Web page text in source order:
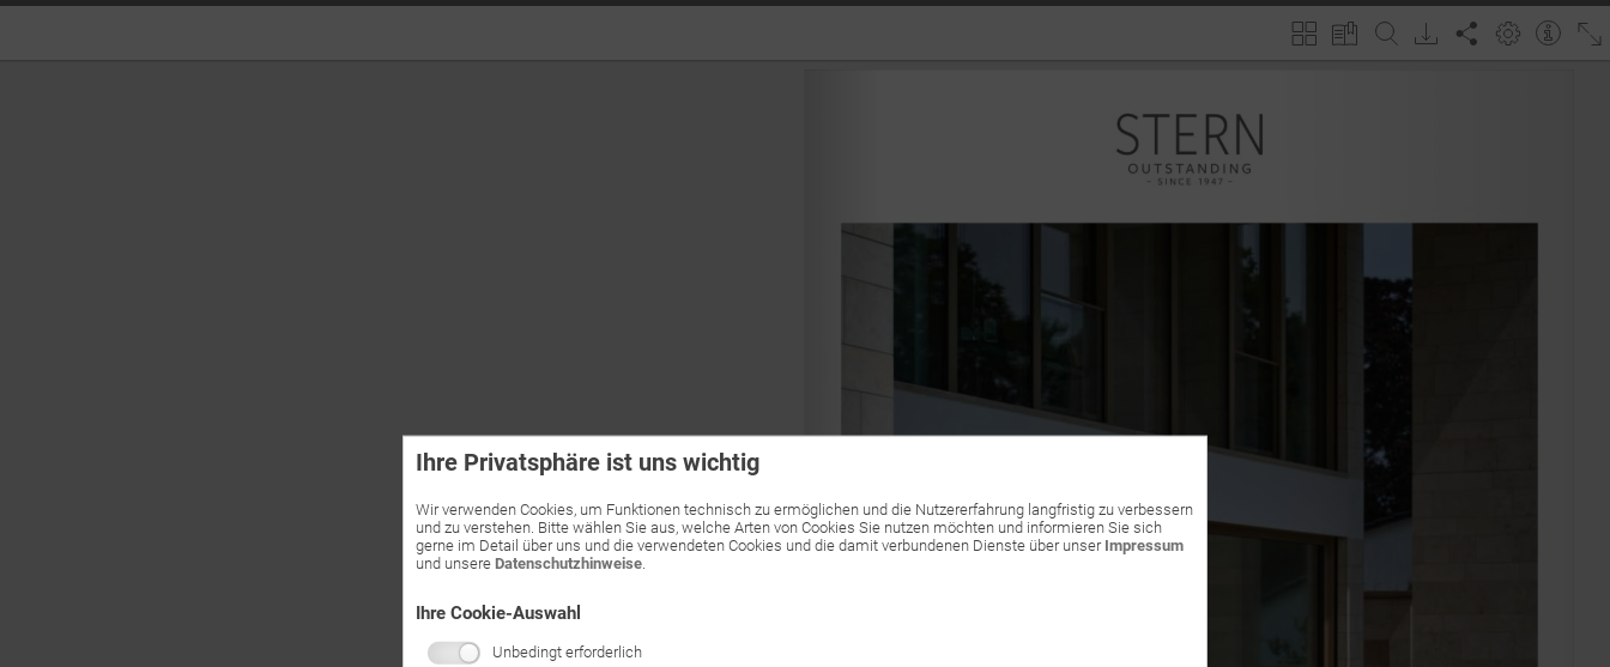
Ihre Privatsphäre ist uns wichtig
Wir verwenden Cookies, um Funktionen technisch zu ermöglichen und die Nutzererfahrung langfristig zu verbessern
und zu verstehen. Bitte wählen Sie aus, welche Arten von Cookies Sie nutzen möchten und informieren Sie sich
gerne im Detail über uns und die verwendeten Cookies und die damit verbundenen Dienste über unser Impressum
und unsere Datenschutzhinweise
Ihre Cookie-Auswahl
Unbedingt erforderlich